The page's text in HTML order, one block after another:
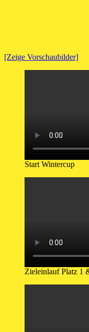
[Zeige Vorschaubilder]
Start Wintercup
Zieleinlauf Platz 1